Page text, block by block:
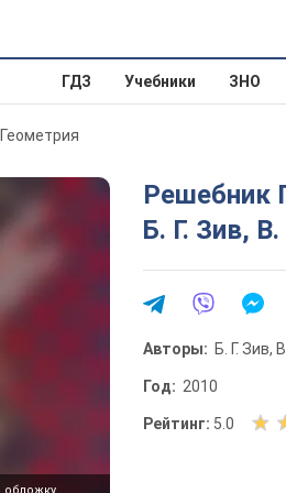
ГДЗ Учебники ЗНО
Решебник
Б. Г. Зив,
Авторы: Б. Г. Зив,
Год: 2010
Рейтинг: 5.0
О